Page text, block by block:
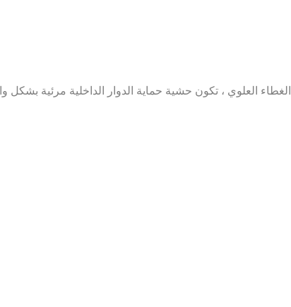
العلوي ، تكون حشية حماية الدوار الداخلية مرئية بشكل